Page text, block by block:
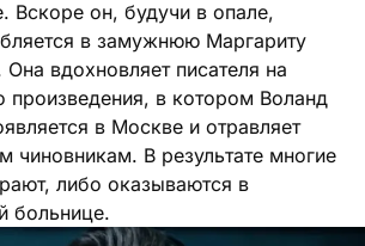
Вскоре он, будучи в опале,
в замужнюю Маргариту
вдохновляет писателя на
произведения, в котором Воланд
в Москве и отравляет
чиновникам. В результате многие
либо оказываются в
больнице.